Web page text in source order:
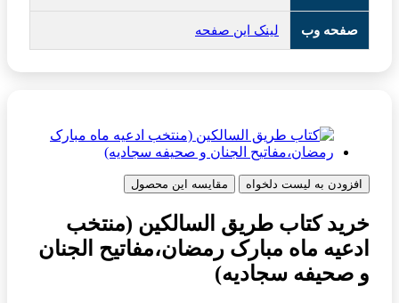
صفحه وب لینک این صفحه
افزودن به لیست دلخواه مقایسه این محصول
خرید کتاب طریق السالکین (منتخب
ادعیه ماه مبارک رمضان،مفاتیح الجنان
و صحیفه سجادیه)